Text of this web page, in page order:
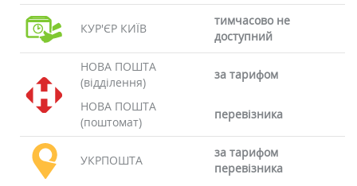
КУР'ЄР КИЇВ
тимчасово не
доступний
НОВА ПОШТА
(відділення)
за тарифом
НОВА ПОШТА
(поштомат)
перевізника
УКРПОШТА
за тарифом
перевізника